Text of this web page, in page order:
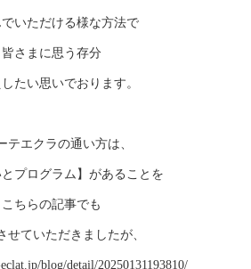
いただける様な方法で
皆さまに思う存分
たい思いでおります。
テエクラの通い方は、
とプログラム】があることを
こちらの記事でも
せていただきましたが、
blog/detail/20250131193810/